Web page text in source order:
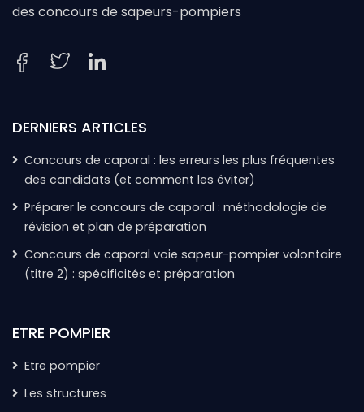
des concours de sapeurs-pompiers
DERNIERS ARTICLES
Concours de caporal : les erreurs les plus fréquentes
des candidats (et comment les éviter)
Préparer le concours de caporal : méthodologie de
révision et plan de préparation
Concours de caporal voie sapeur-pompier volontaire
(titre 2) : spécificités et préparation
ETRE POMPIER
Etre pompier
Les structures